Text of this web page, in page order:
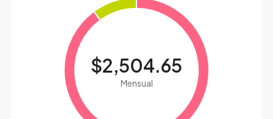
$2,504.65
Mensual